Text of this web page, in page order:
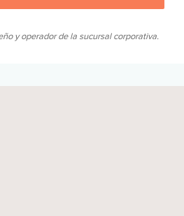
y operador de la sucursal corporativa.